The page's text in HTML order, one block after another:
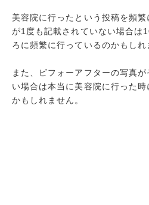
美容院に行ったという投稿を頻
が1度も記載されていない場合は
ろに頻繁に行っているのかもしれ
また、ビフォーアフターの写真
い場合は本当に美容院に行った
かもしれません。